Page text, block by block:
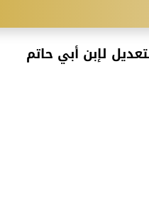
لإبن أبي حاتم